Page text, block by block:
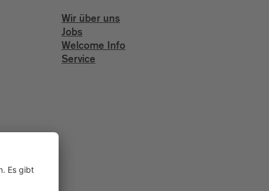
Wir über uns
Jobs
Welcome Info
Service